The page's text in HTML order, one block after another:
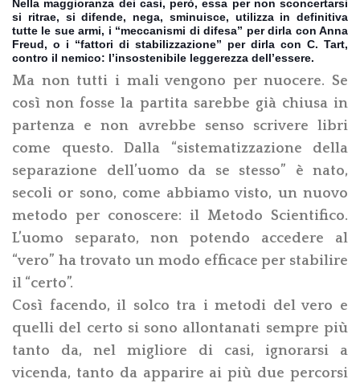
Nella maggioranza dei casi, però, essa per non sconcertarsi
si ritrae, si difende, nega, sminuisce, utilizza in definitiva
tutte le sue armi, i “meccanismi di difesa” per dirla con Anna
Freud, o i “fattori di stabilizzazione” per dirla con C. Tart,
contro il nemico: l’insostenibile leggerezza dell’essere.
Ma non tutti i mali vengono per nuocere. Se
così non fosse la partita sarebbe già chiusa in
partenza e non avrebbe senso scrivere libri
come questo. Dalla “sistematizzazione della
separazione dell’uomo da se stesso” è nato,
secoli or sono, come abbiamo visto, un nuovo
metodo per conoscere: il Metodo Scientifico.
L’uomo separato, non potendo accedere al
“vero” ha trovato un modo efficace per stabilire
il “certo”.
Così facendo, il solco tra i metodi del vero e
quelli del certo si sono allontanati sempre più
tanto da, nel migliore di casi, ignorarsi a
vicenda, tanto da apparire ai più due percorsi